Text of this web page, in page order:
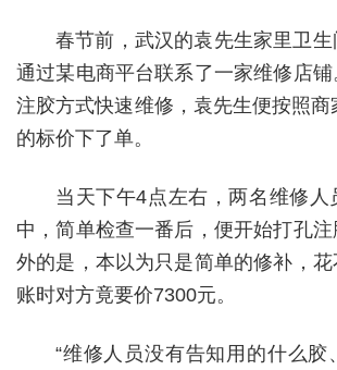
春节前，武汉的袁先生家里卫
通过某电商平台联系了一家维修店铺
注胶方式快速维修，袁先生便按照商
的标价下了单。
当天下午4点左右，两名维修人
中，简单检查一番后，便开始打孔
外的是，本以为只是简单的修补，
账时对方竟要价7300元。
“维修人员没有告知用的什么胶